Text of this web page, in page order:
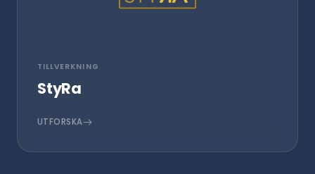
TILLVERKNING
StyRa
UTFORSKA